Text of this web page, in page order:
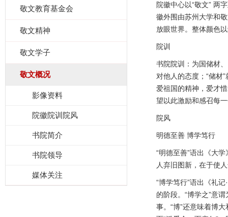
敬文教育基金会
敬文精神
敬文学子
敬文概况
影像资料
院徽院训院风
书院简介
书院领导
媒体关注
院徽中心以“敬文” 两
徽外围由苏州大学和
放眼世界。整体颜色
院训
书院院训：为国储材
对他人的态度；“储材
爱祖国的精神，爱才
望以此激励和感召每
院风
明德至善 博学笃行
“明德至善”语出《大
人弃旧图新，在于使
“博学笃行”语出《礼
的阶段。“博学之”意
事。“博”还意味着博